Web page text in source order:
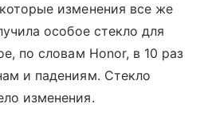
изменения все же
особое стекло для
по словам Honor, в 10 раз
и падениям. Стекло
изменения.